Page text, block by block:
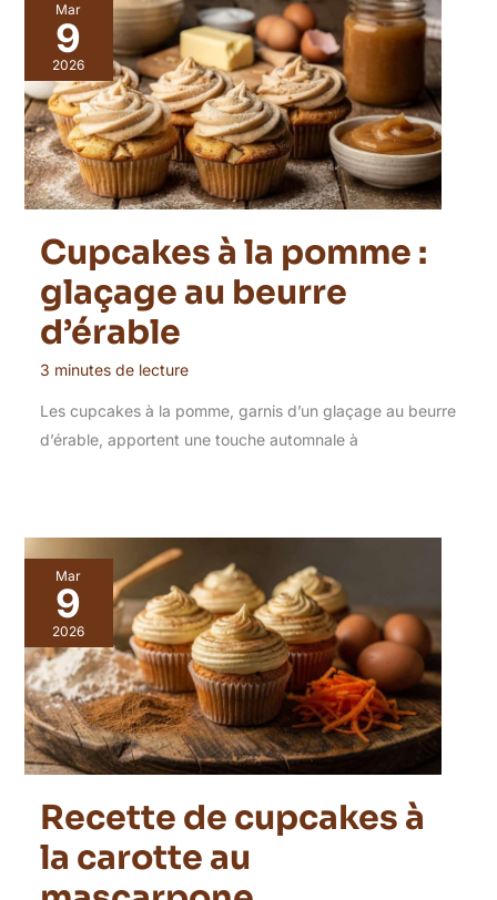
Mar
9
2026
Cupcakes à la pomme :
glaçage au beurre
d’érable
3 minutes de lecture
Les cupcakes à la pomme, garnis d’un glaçage au beurre
d’érable, apportent une touche automnale à
Mar
9
2026
Recette de cupcakes à
la carotte au